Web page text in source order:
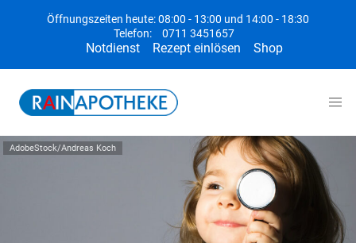
Öffnungszeiten heute: 08:00 - 13:00 und 14:00 - 18:30
Telefon:
0711 3451657
Notdienst Rezept einlösen Shop
AdobeStock/Andreas Koch